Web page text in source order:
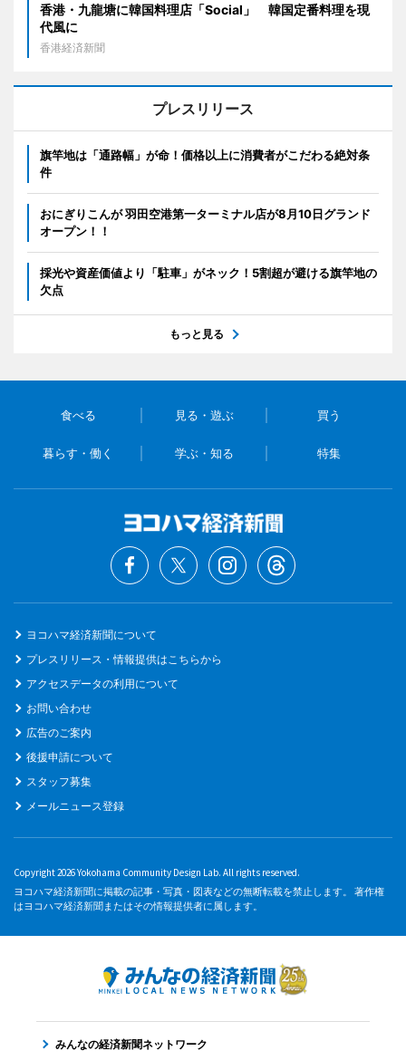
香港・九龍塘に韓国料理店「Social」 韓国定番料理を現
代風に
香港経済新聞
プレスリリース
旗竿地は「通路幅」が命！価格以上に消費者がこだわる絶対条
件
おにぎりこんが 羽田空港第一ターミナル店が8月10日グランド
オープン！！
採光や資産価値より「駐車」がネック！5割超が避ける旗竿地の
欠点
もっと見る
食べる 見る・遊ぶ 買う
暮らす・働く 学ぶ・知る 特集
ヨコハマ経済新聞について
プレスリリース・情報提供はこちらから
アクセスデータの利用について
お問い合わせ
広告のご案内
後援申請について
スタッフ募集
メールニュース登録
Copyright 2026 Yokohama Community Design Lab. All rights reserved.
ヨコハマ経済新聞に掲載の記事・写真・図表などの無断転載を禁止します。 著作権
はヨコハマ経済新聞またはその情報提供者に属します。
みんなの経済新聞ネットワーク